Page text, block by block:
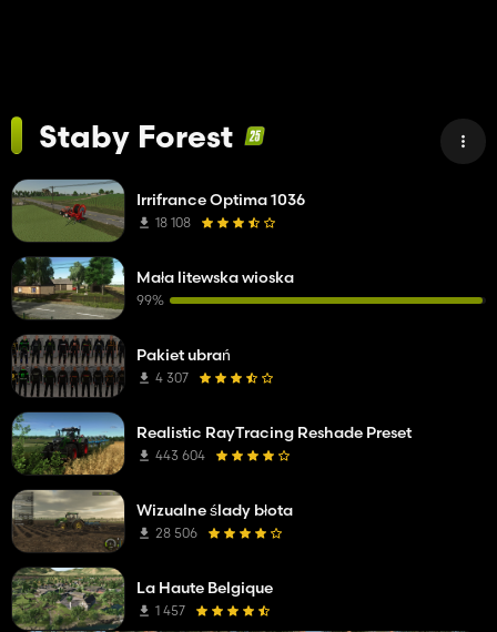
Staby Forest
Irrifrance Optima 1036
18 108
Mała litewska wioska
99%
Pakiet ubrań
4 307
Realistic RayTracing Reshade Preset
443 604
Wizualne ślady błota
28 506
La Haute Belgique
1 457